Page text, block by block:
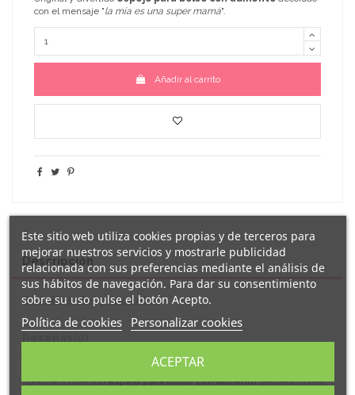
con el mensaje "la mía es una super mamá".
Añadir al carrito
Descripción
Detalles del producto
Original y divertidoespejo para bolso con aumentodecorado con el
Este sitio web utiliza cookies propias y de terceros para
mejorar nuestros servicios y mostrarle publicidad
relacionada con sus preferencias mediante el análisis de
sus hábitos de navegación. Para dar su consentimiento
sobre su uso pulse el botón Acepto.
Política de cookies Personalizar cookies
ACEPTAR